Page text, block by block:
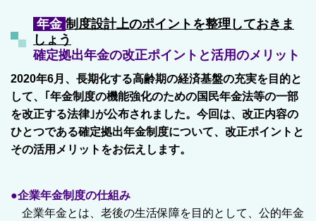
年金 制度設計上のポイントを整理しておきま
しょう
確定拠出年金の改正ポイントと活用のメリット
2020年6月、長期化する高齢期の経済基盤の充実を目的と
して、｢年金制度の機能強化のための国民年金法等の一部
を改正する法律｣が公布されました。今回は、改正内容の
ひとつである確定拠出年金制度について、改正ポイントと
その活用メリットをお伝えします。
●企業年金制度の仕組み
企業年金とは、老後の生活保障を目的として、公的年金